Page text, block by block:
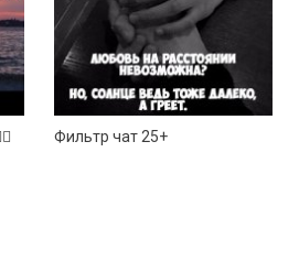
Фильтр чат 25+